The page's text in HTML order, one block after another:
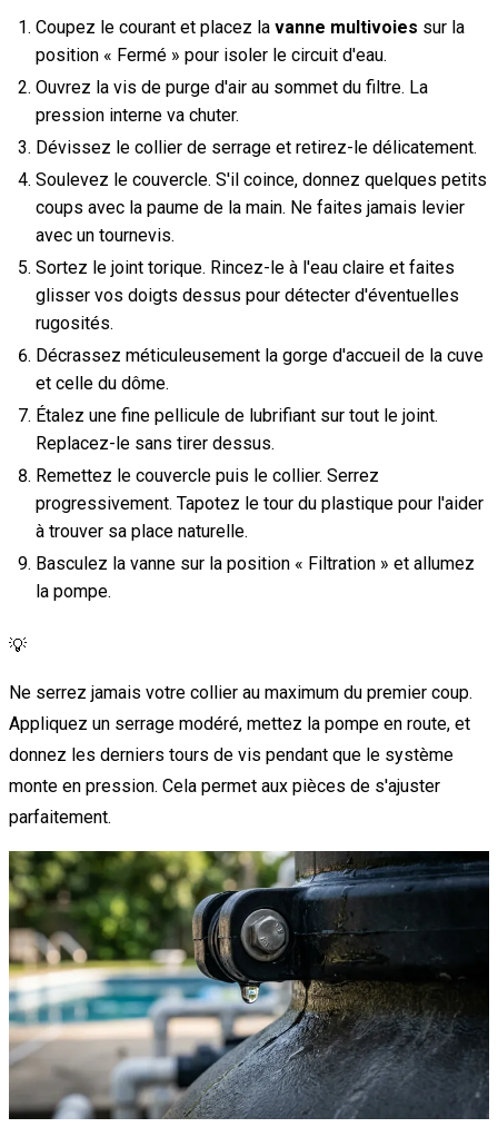
Coupez le courant et placez la vanne multivoies sur la
position « Fermé » pour isoler le circuit d'eau.
Ouvrez la vis de purge d'air au sommet du filtre. La
pression interne va chuter.
Dévissez le collier de serrage et retirez-le délicatement.
Soulevez le couvercle. S'il coince, donnez quelques petits
coups avec la paume de la main. Ne faites jamais levier
avec un tournevis.
Sortez le joint torique. Rincez-le à l'eau claire et faites
glisser vos doigts dessus pour détecter d'éventuelles
rugosités.
Décrassez méticuleusement la gorge d'accueil de la cuve
et celle du dôme.
Étalez une fine pellicule de lubrifiant sur tout le joint.
Replacez-le sans tirer dessus.
Remettez le couvercle puis le collier. Serrez
progressivement. Tapotez le tour du plastique pour l'aider
à trouver sa place naturelle.
Basculez la vanne sur la position « Filtration » et allumez
la pompe.
💡
Ne serrez jamais votre collier au maximum du premier coup.
Appliquez un serrage modéré, mettez la pompe en route, et
donnez les derniers tours de vis pendant que le système
monte en pression. Cela permet aux pièces de s'ajuster
parfaitement.